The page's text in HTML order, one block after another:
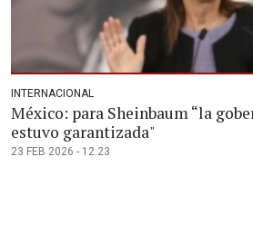
INTERNACIONAL
México: para Sheinbaum “la
estuvo garantizada"
23 FEB 2026 - 12:23